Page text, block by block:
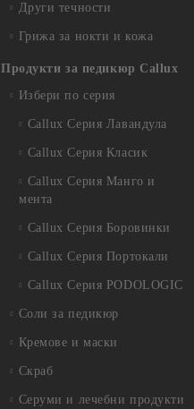
Други течности
Грижа за нокти и кожа
Продукти за педикюр Callux
Избери по серия
Callux Серия Лавандула
Callux Серия Класик
Callux Серия Манго и
мента
Callux Серия Боровинки
Callux Серия Портокали
Callux Серия PODOLOGIC
Соли за педикюр
Кремове и маски
Скраб
Серуми и лечебни продукти